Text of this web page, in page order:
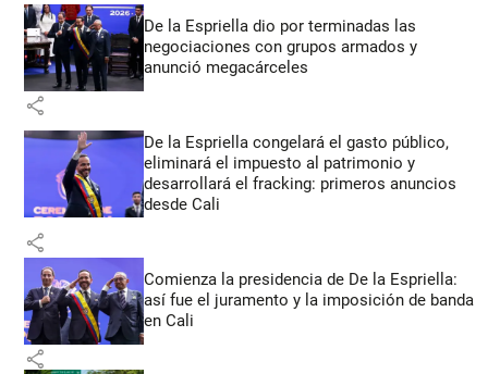
De la Espriella dio por terminadas las
negociaciones con grupos armados y
anunció megacárceles
share
De la Espriella congelará el gasto público,
eliminará el impuesto al patrimonio y
desarrollará el fracking: primeros anuncios
desde Cali
share
Comienza la presidencia de De la Espriella:
así fue el juramento y la imposición de banda
en Cali
share